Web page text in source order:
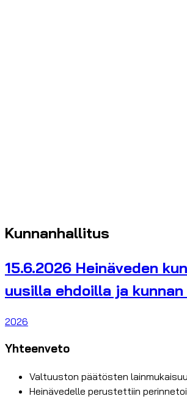
Kunnanhallitus
15.6.2026 Heinäveden
uusilla ehdoilla ja
2026
Yhteenveto
Valtuuston päätösten
Heinävedelle perustettiin